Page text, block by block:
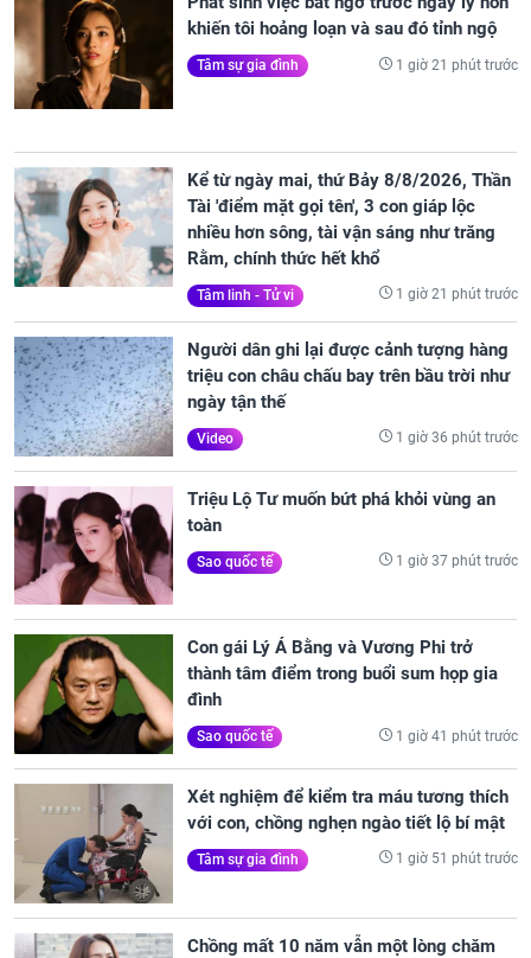
khiến tôi hoảng loạn và sau đó tỉnh ngộ
Tâm sự gia đình 1 giờ 21 phút trước
Kể từ ngày mai, thứ Bảy 8/8/2026, Thần
Tài 'điểm mặt gọi tên', 3 con giáp lộc
nhiều hơn sông, tài vận sáng như trăng
Rằm, chính thức hết khổ
Tâm linh - Tử vi 1 giờ 21 phút trước
Người dân ghi lại được cảnh tượng hàng
triệu con châu chấu bay trên bầu trời như
ngày tận thế
Video 1 giờ 36 phút trước
Triệu Lộ Tư muốn bứt phá khỏi vùng an
toàn
Sao quốc tế 1 giờ 37 phút trước
Con gái Lý Á Bằng và Vương Phi trở
thành tâm điểm trong buổi sum họp gia
đình
Sao quốc tế 1 giờ 41 phút trước
Xét nghiệm để kiểm tra máu tương thích
với con, chồng nghẹn ngào tiết lộ bí mật
Tâm sự gia đình 1 giờ 51 phút trước
Chồng mất 10 năm vẫn một lòng chăm